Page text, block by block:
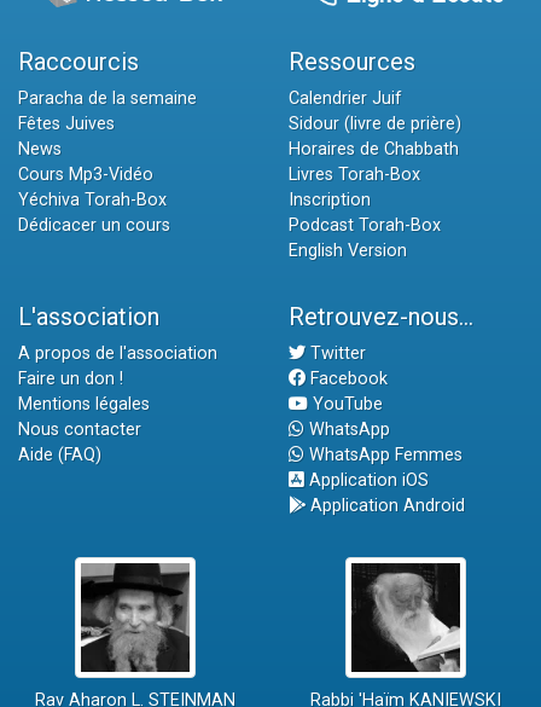
Raccourcis
Paracha de la semaine
Fêtes Juives
News
Cours Mp3-Vidéo
Yéchiva Torah-Box
Dédicacer un cours
Ressources
Calendrier Juif
Sidour (livre de prière)
Horaires de Chabbath
Livres Torah-Box
Inscription
Podcast Torah-Box
English Version
L'association
A propos de l'association
Faire un don !
Mentions légales
Nous contacter
Aide (FAQ)
Retrouvez-nous...
Twitter
Facebook
YouTube
WhatsApp
WhatsApp Femmes
Application iOS
Application Android
Rav Aharon L. STEINMAN Rabbi 'Haïm KANIEWSKI